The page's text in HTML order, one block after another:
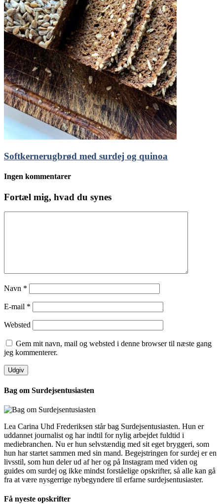
Softkernerugbrød med surdej og quinoa
Ingen kommentarer
Fortæl mig, hvad du synes
Navn *
E-mail *
Websted
Gem mit navn, mail og websted i denne browser til næste gang
jeg kommenterer.
Bag om Surdejsentusiasten
Lea Carina Uhd Frederiksen står bag Surdejsentusiasten. Hun er
uddannet journalist og har indtil for nylig arbejdet fuldtid i
mediebranchen. Nu er hun selvstændig med sit eget bryggeri, som
hun har startet sammen med sin mand. Begejstringen for surdej er en
livsstil, som hun deler ud af her og på Instagram med viden og
guides om surdej og ikke mindst forståelige opskrifter, så alle kan gå
fra at være nysgerrige nybegyndere til erfarne surdejsentusiaster.
Få nyeste opskrifter